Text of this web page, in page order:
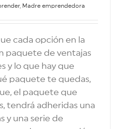
, Madre emprendedora
cada opción en la
paquete de ventajas
y lo que hay que
paquete te quedas,
el paquete que
tendrá adheridas una
y una serie de